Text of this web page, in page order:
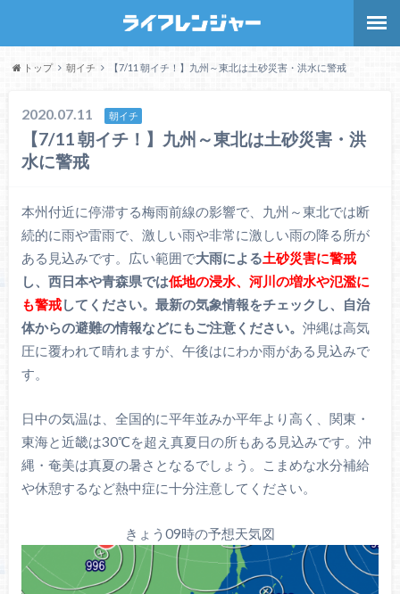
トップ 朝イチ 【7/11 朝イチ！】九州～東北は土砂災害・洪水に警戒
2020.07.11 朝イチ
【7/11 朝イチ！】九州～東北は土砂災害・洪
水に警戒
本州付近に停滞する梅雨前線の影響で、九州～東北では断
続的に雨や雷雨で、激しい雨や非常に激しい雨の降る所が
ある見込みです。広い範囲で大雨による土砂災害に警戒
し、西日本や青森県では低地の浸水、河川の増水や氾濫に
も警戒してください。最新の気象情報をチェックし、自治
体からの避難の情報などにもご注意ください。 沖縄は高気
圧に覆われて晴れますが、午後はにわか雨がある見込みで
す。
日中の気温は、全国的に平年並みか平年より高く、関東・
東海と近畿は30℃を超え真夏日の所もある見込みです。沖
縄・奄美は真夏の暑さとなるでしょう。こまめな水分補給
や休憩するなど熱中症に十分注意してください。
きょう09時の予想天気図